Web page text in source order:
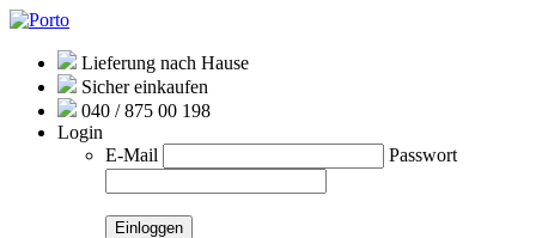
Lieferung nach Hause
Sicher einkaufen
040 / 875 00 198
Login
E-Mail
Passwort